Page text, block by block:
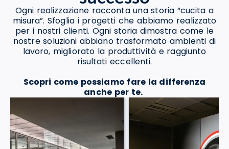
Ogni realizzazione racconta una storia “cucita a
misura”. Sfoglia i progetti che abbiamo realizzato
per i nostri clienti. Ogni storia dimostra come le
nostre soluzioni abbiano trasformato ambienti di
lavoro, migliorato la produttività e raggiunto
risultati eccellenti.
Scopri come possiamo fare la differenza
anche per te.